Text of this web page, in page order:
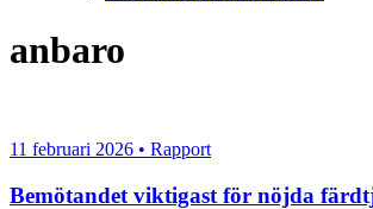
anbaro
11 februari 2026 • Rapport
Bemötandet viktigast för nöjda